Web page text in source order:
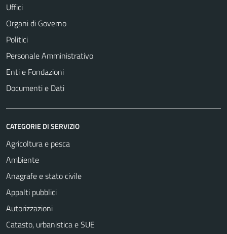
Uffici
Organi di Governo
Politici
Personale Amministrativo
Enti e Fondazioni
Documenti e Dati
CATEGORIE DI SERVIZIO
Agricoltura e pesca
Ambiente
Anagrafe e stato civile
Appalti pubblici
Autorizzazioni
Catasto, urbanistica e SUE
increase the
chance of
seeing
personalized
content and
offers.